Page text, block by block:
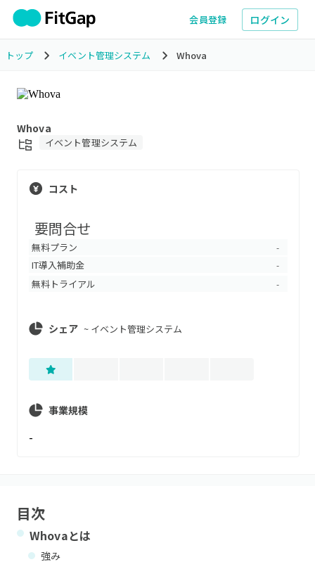
会員登録 ログイン
トップ イベント管理システム Whova
Whova
イベント管理システム
コスト
要問合せ
無料プラン -
IT導入補助金 -
無料トライアル -
シェア ~ イベント管理システム
事業規模
-
目次
Whovaとは
強み